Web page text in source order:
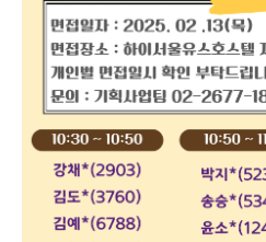
예약